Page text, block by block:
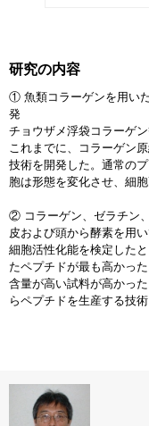
研究の内容
① 魚類コラーゲンを用い
発
チョウザメ浮袋コラーゲ
これまでに、コラーゲン
技術を開発した。通常の
胞は形態を変化させ、細
② コラーゲン、ゼラチン
皮および頭から酵素を用
細胞活性化能を検定した
たペプチドが最も高かっ
含量が高い試料が高かっ
らペプチドを生産する技術